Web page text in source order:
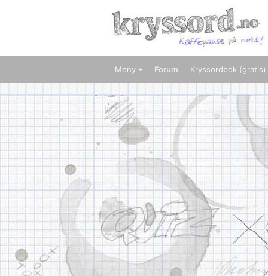
Meny Forum Kryssordbok (gratis)